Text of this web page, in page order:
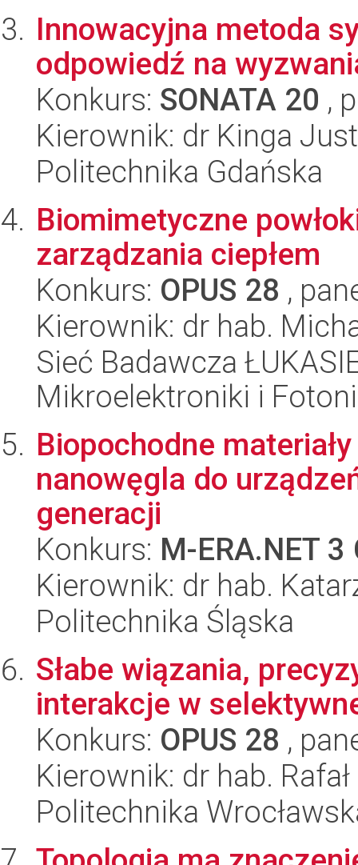
Innowacyjna metoda
odpowiedź na
Konkurs: SONATA 20 ,
Kierownik: dr Kinga
Politechnika Gdańska
Biomimetyczne
zarządzania ciepłem
Konkurs: OPUS 28 ,
Kierownik: dr hab.
Sieć Badawcza
Mikroelektroniki i
Biopochodne
nanowęgla do
generacji
Konkurs: M-ERA.NET
Kierownik: dr hab.
Politechnika Śląska
Słabe wiązania,
interakcje w
Konkurs: OPUS 28 ,
Kierownik: dr hab.
Politechnika